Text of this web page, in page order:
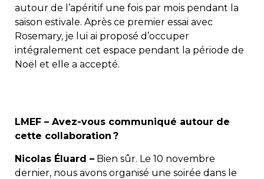
autour de l’apéritif une fois par mois pendant la
saison estivale. Après ce premier essai avec
Rosemary, je lui ai proposé d’occuper
intégralement cet espace pendant la période de
Noël et elle a accepté.
LMEF – Avez-vous communiqué autour de
cette collaboration ?
Nicolas Éluard – Bien sûr. Le 10 novembre
dernier, nous avons organisé une soirée dans le